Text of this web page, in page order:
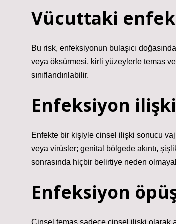
Vücuttaki
Bu risk, enfeksiyonun bulaşıcı
veya öksürmesi, kirli yüzeylerle temas
sınıflandırılabilir.
Enfeksiyon
Enfekte bir kişiyle cinsel ilişki sonucu
veya virüsler; genital bölgede akıntı,
sonrasında hiçbir belirtiye neden
Enfeksiyon
Cinsel temas sadece cinsel ilişki olarak